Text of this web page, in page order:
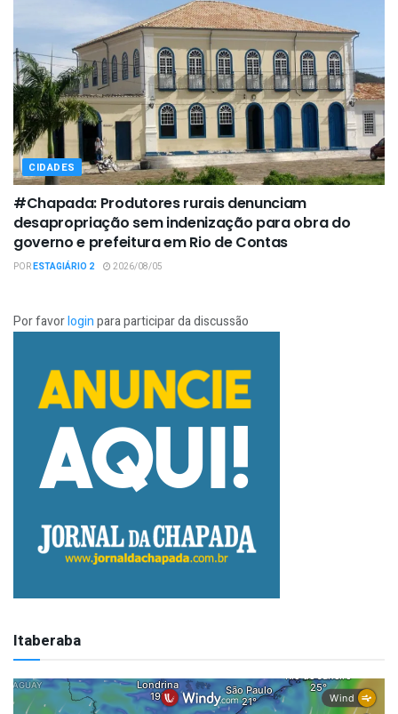
CIDADES
#Chapada: Produtores rurais denunciam
desapropriação sem indenização para obra do
governo e prefeitura em Rio de Contas
PORESTAGIÁRIO 2 2026/08/05
Por favorloginpara participar da discussão
Itaberaba